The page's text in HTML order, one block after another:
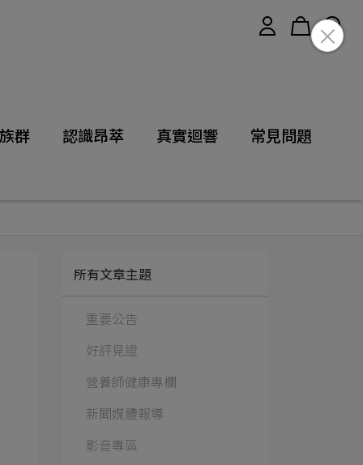
群 認識昂萃 真實迴響 常見問題
所有文章主題
重要公告
好評見證
營養師健康專欄
新聞媒體報導
影音專區